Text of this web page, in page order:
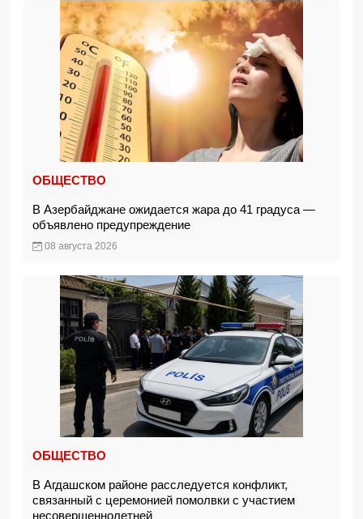
ОБЩЕСТВО
В Азербайджане ожидается жара до 41 градуса —
объявлено предупреждение
08 августа 2026
ОБЩЕСТВО
В Агдашском районе расследуется конфликт,
связанный с церемонией помолвки с участием
несовершеннолетней